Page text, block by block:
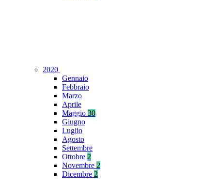
2020
Gennaio
Febbraio
Marzo
Aprile
Maggio 30
Giugno
Luglio
Agosto
Settembre
Ottobre 2
Novembre 2
Dicembre 2